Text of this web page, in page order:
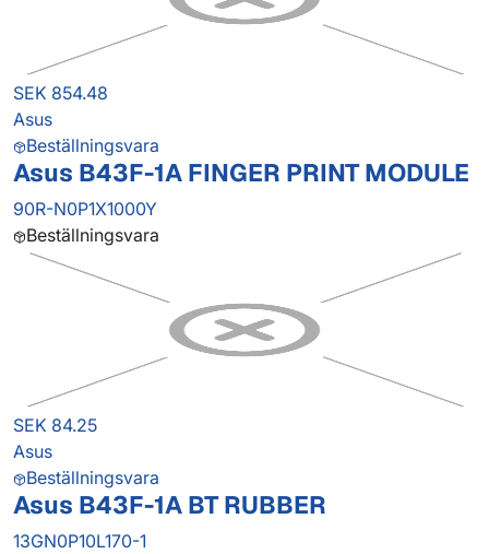
SEK 854.48
Asus
Beställningsvara
Asus B43F-1A FINGER PRINT MODULE
90R-N0P1X1000Y
Beställningsvara
SEK 84.25
Asus
Beställningsvara
Asus B43F-1A BT RUBBER
13GN0P10L170-1